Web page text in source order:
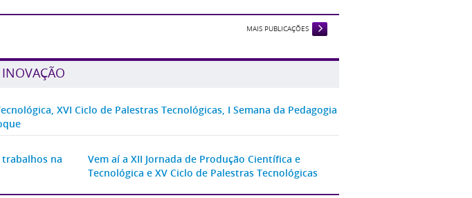
MAIS PUBLICAÇÕES
XVI Ciclo de Palestras Tecnológicas, I Semana da Pedagogia
na
Vem aí a XII Jornada de Produção Científica e
Tecnológica e XV Ciclo de Palestras Tecnológicas